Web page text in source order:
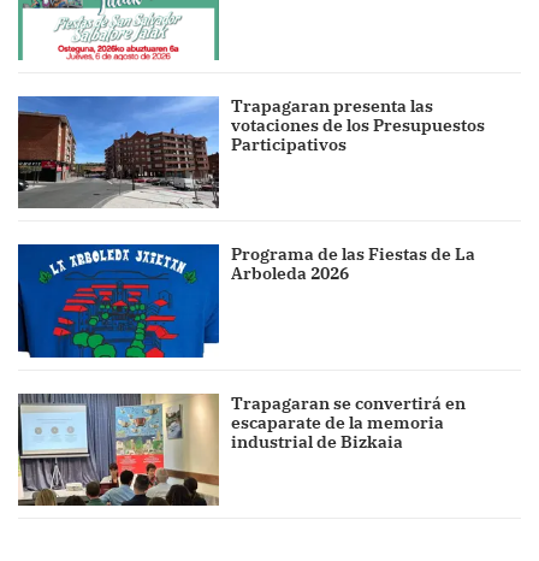
Trapagaran presenta las
votaciones de los Presupuestos
Participativos
Programa de las Fiestas de La
Arboleda 2026
Trapagaran se convertirá en
escaparate de la memoria
industrial de Bizkaia